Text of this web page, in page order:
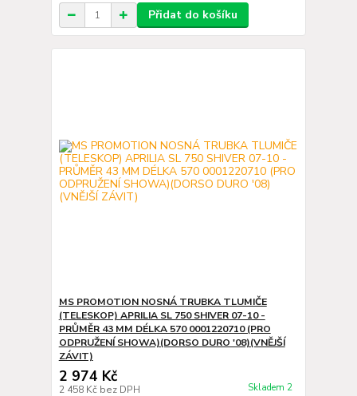
Přidat do košíku
MS PROMOTION NOSNÁ TRUBKA TLUMIČE
(TELESKOP) APRILIA SL 750 SHIVER 07-10 -
PRŮMĚR 43 MM DÉLKA 570 0001220710 (PRO
ODPRUŽENÍ SHOWA)(DORSO DURO '08)(VNĚJŠÍ
ZÁVIT)
2 974 Kč
2 458 Kč bez DPH Skladem 2